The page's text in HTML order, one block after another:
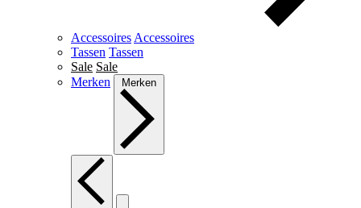
Accessoires Accessoires
Tassen Tassen
Sale Sale
Merken
Merken